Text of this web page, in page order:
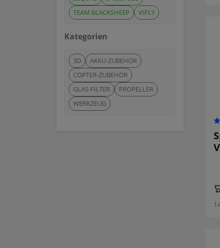
TEAM BLACKSHEEP
VIFLY
Kategorien
3D
AKKU-ZUBEHÖR
COPTER-ZUBEHÖR
GLAS-FILTER
PROPELLER
WERKZEUG